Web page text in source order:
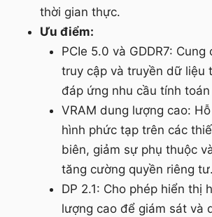
thời gian thực.
Ưu điểm:
PCIe 5.0 và GDDR7: Cung
truy cập và truyền dữ liệu
đáp ứng nhu cầu tính
VRAM dung lượng cao:
hình phức tạp trên các
biên, giảm sự phụ thuộc
tăng cường quyền riêng tư.
DP 2.1: Cho phép hiển thị
lượng cao để giám sát và